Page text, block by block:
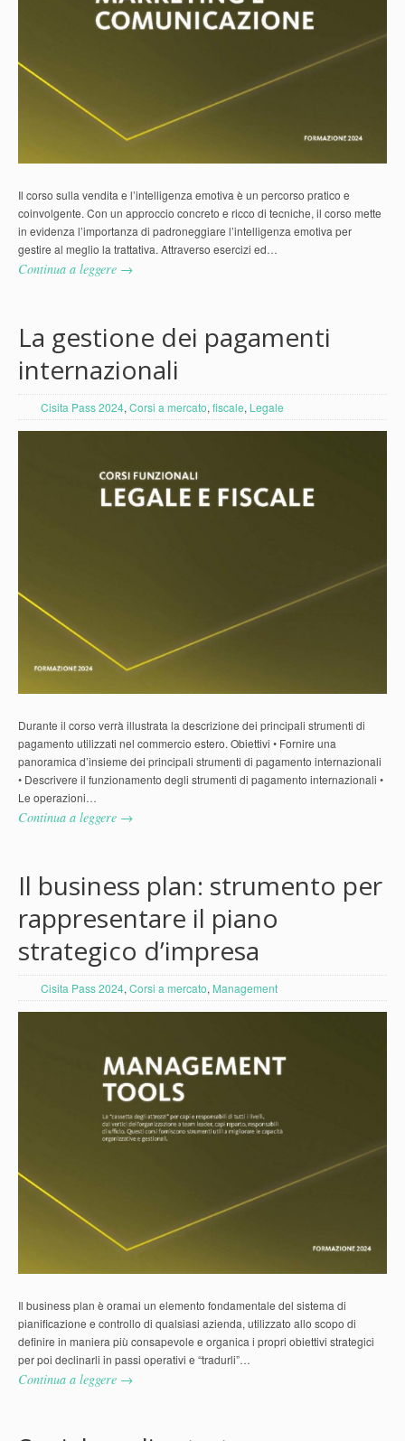
Il corso sulla vendita e l’intelligenza emotiva è un percorso pratico e
coinvolgente. Con un approccio concreto e ricco di tecniche, il corso mette
in evidenza l’importanza di padroneggiare l’intelligenza emotiva per
gestire al meglio la trattativa. Attraverso esercizi ed…
Continua a leggere →
La gestione dei pagamenti
internazionali
Cisita Pass 2024, Corsi a mercato, fiscale, Legale
Durante il corso verrà illustrata la descrizione dei principali strumenti di
pagamento utilizzati nel commercio estero. Obiettivi • Fornire una
panoramica d’insieme dei principali strumenti di pagamento internazionali
• Descrivere il funzionamento degli strumenti di pagamento internazionali •
Le operazioni…
Continua a leggere →
Il business plan: strumento per
rappresentare il piano
strategico d’impresa
Cisita Pass 2024, Corsi a mercato, Management
Il business plan è oramai un elemento fondamentale del sistema di
pianificazione e controllo di qualsiasi azienda, utilizzato allo scopo di
definire in maniera più consapevole e organica i propri obiettivi strategici
per poi declinarli in passi operativi e “tradurli”…
Continua a leggere →